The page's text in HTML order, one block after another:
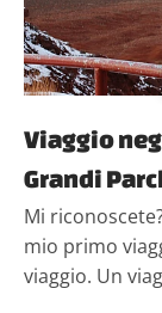
Viaggio
Grandi
Mi
mio primo
viaggio. Un